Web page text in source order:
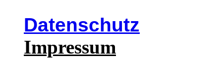
Datenschutz
Impressum